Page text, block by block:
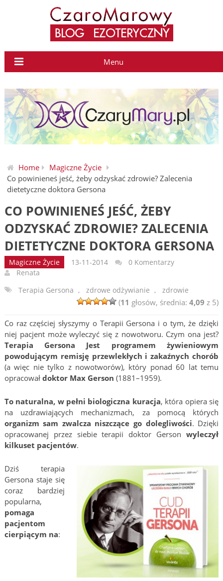
Menu
Home
Magiczne Życie
Co powinieneś jeść, żeby odzyskać zdrowie? Zalecenia
dietetyczne doktora Gersona
CO POWINIENEŚ JEŚĆ, ŻEBY
ODZYSKAĆ ZDROWIE? ZALECENIA
DIETETYCZNE DOKTORA GERSONA
Magiczne Życie 13-11-2014
0 Komentarzy
Renata
Terapia Gersona , zdrowe odżywianie , zdrowie
(11 głosów, średnia:4,09 z 5)
Co raz częściej słyszymy o Terapii Gersona i o tym, że dzięki
niej pacjent może wyleczyć się z nowotworu. Czym ona jest?
Terapia Gersona Jest programem żywieniowym
powodującym remisję przewlekłych i zakaźnych chorób
(a więc nie tylko z nowotworów), który ponad 60 lat temu
opracował doktor Max Gerson (1881–1959).
To naturalna, w pełni biologiczna kuracja, która opiera się
na uzdrawiających mechanizmach, za pomocą których
organizm sam zwalcza niszczące go dolegliwości. Dzięki
opracowanej przez siebie terapii doktor Gersonwyleczył
kilkuset pacjentów.
Dziś terapia
Gersona staje się
coraz bardziej
popularna,
pomaga
pacjentom
cierpiącym na: